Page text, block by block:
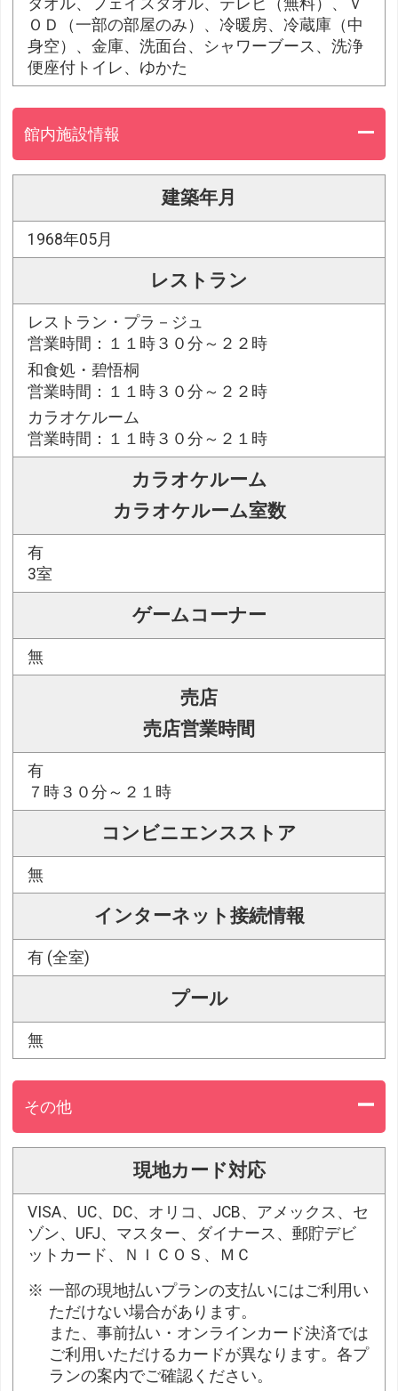
タオル、フェイスタオル、テレビ（無料）、Ｖ
ＯＤ（一部の部屋のみ）、冷暖房、冷蔵庫（中
身空）、金庫、洗面台、シャワーブース、洗浄
便座付トイレ、ゆかた
館内施設情報
建築年月
1968年05月
レストラン
レストラン・プラ－ジュ
営業時間：１１時３０分～２２時
和食処・碧悟桐
営業時間：１１時３０分～２２時
カラオケルーム
営業時間：１１時３０分～２１時
カラオケルーム
カラオケルーム室数
有
3室
ゲームコーナー
無
売店
売店営業時間
有
７時３０分～２１時
コンビニエンスストア
無
インターネット接続情報
有 (全室)
プール
無
その他
現地カード対応
VISA、UC、DC、オリコ、JCB、アメックス、セ
ゾン、UFJ、マスター、ダイナース、郵貯デビ
ットカード、ＮＩＣＯＳ、ＭＣ
一部の現地払いプランの支払いにはご利用い
ただけない場合があります。
また、事前払い・オンラインカード決済では
ご利用いただけるカードが異なります。各プ
ランの案内でご確認ください。